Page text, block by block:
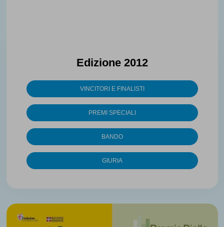
Edizione 2012
VINCITORI E FINALISTI
PREMI SPECIALI
BANDO
GIURIA